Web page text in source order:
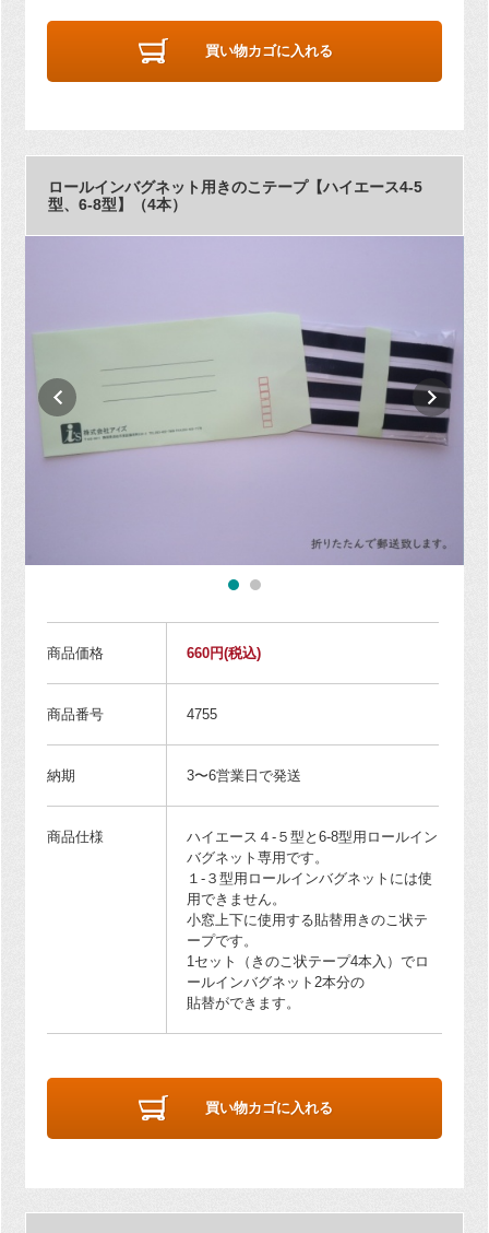
買い物カゴに入れる
ロールインバグネット用きのこテープ【ハイエース4-5
型、6-8型】（4本）
商品価格 660円(税込)
商品番号 4755
納期 3〜6営業日で発送
商品仕様
ハイエース４-５型と6-8型用ロールイン
バグネット専用です。
１-３型用ロールインバグネットには使
用できません。
小窓上下に使用する貼替用きのこ状テ
ープです。
1セット（きのこ状テープ4本入）でロ
ールインバグネット2本分の
貼替ができます。
買い物カゴに入れる